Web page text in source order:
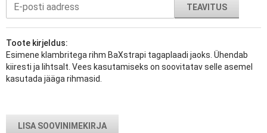
TEAVITUS
Toote kirjeldus:
Esimene klambritega rihm BaXstrapi tagaplaadi jaoks. Ühendab
kiiresti ja lihtsalt. Vees kasutamiseks on soovitatav selle asemel
kasutada jääga rihmasid.
LISA SOOVINIMEKIRJA